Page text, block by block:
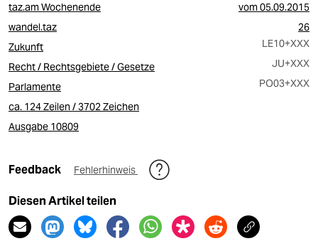
taz.am Wochenende vom05.09.2015
wandel.taz
26
Zukunft
LE10+XXX
Recht / Rechtsgebiete / Gesetze
JU+XXX
Parlamente
PO03+XXX
ca. 124 Zeilen / 3702 Zeichen
Ausgabe 10809
Feedback Fehlerhinweis
Diesen Artikel teilen